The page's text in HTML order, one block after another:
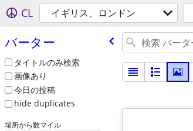
CL イギリス、ロンドン
バーター
タイトルのみ検索
画像あり
今日の投稿
hide duplicates
場所から数マイル